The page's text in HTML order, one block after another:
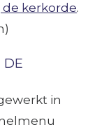
kerkorde.
DE
in